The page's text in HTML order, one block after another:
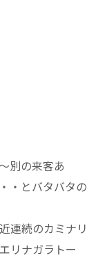
別の来客あ
・とバタバタの
連続のカミナリ
リナガラトー